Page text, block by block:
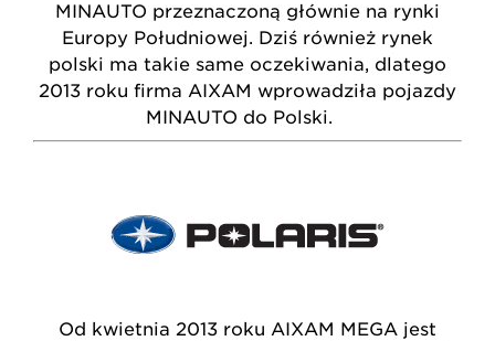
MINAUTO przeznaczoną głównie na rynki
Europy Południowej. Dziś również rynek
polski ma takie same oczekiwania, dlatego
2013 roku firma AIXAM wprowadziła pojazdy
MINAUTO do Polski.
Od kwietnia 2013 roku AIXAM MEGA jest